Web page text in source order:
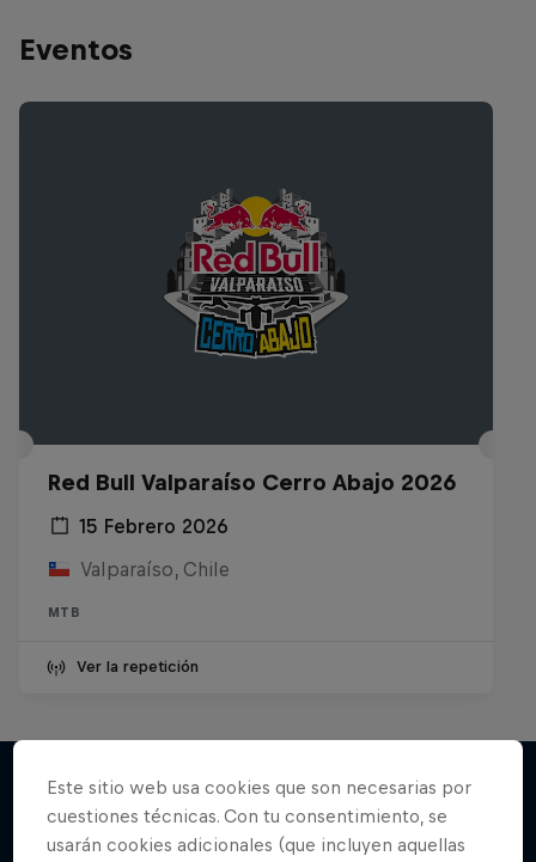
Eventos
Red Bull Valparaíso Cerro Abajo 2026
15 Febrero 2026
Valparaíso, Chile
MTB
Ver la repetición
Más contenidos similares
Este sitio web usa cookies que son necesarias por
cuestiones técnicas. Con tu consentimiento, se
usarán cookies adicionales (que incluyen aquellas